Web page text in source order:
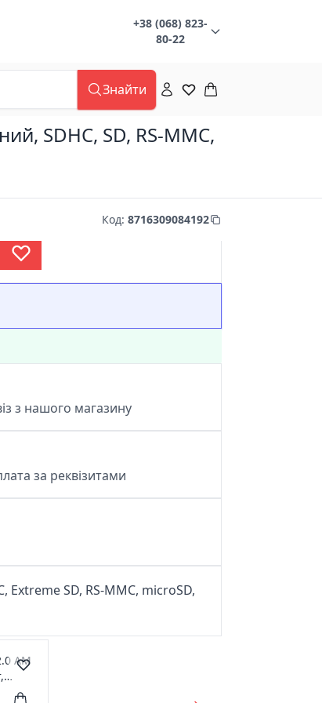
+38 (068) 823-
80-22
Знайти
SDHC, SD, RS-MMC,
Код: 8716309084192
з нашого магазину
за реквізитами
Extreme SD, RS-MMC, microSD,
AM